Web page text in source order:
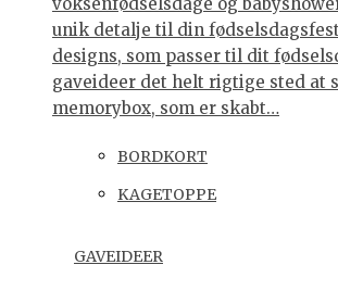
unik detalje til din
designs, som passer til dit
gaveideer det helt rigtige sted at
memorybox, som er skabt…
BORDKORT
KAGETOPPE
GAVEIDEER